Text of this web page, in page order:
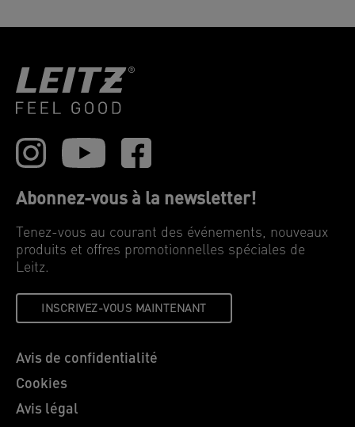
Abonnez-vous à la newsletter!
Tenez-vous au courant des événements, nouveaux
produits et offres promotionnelles spéciales de
Leitz.
INSCRIVEZ-VOUS MAINTENANT
Avis de confidentialité
Cookies
Avis légal